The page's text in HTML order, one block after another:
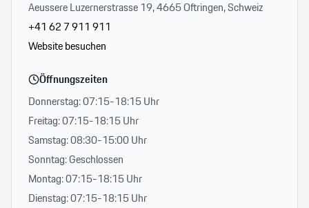
Aeussere Luzernerstrasse 19, 4665 Oftringen, Schweiz
+41 62 7 911 911
Website besuchen
Öffnungszeiten
Donnerstag: 07:15-18:15 Uhr
Freitag: 07:15-18:15 Uhr
Samstag: 08:30-15:00 Uhr
Sonntag: Geschlossen
Montag: 07:15-18:15 Uhr
Dienstag: 07:15-18:15 Uhr